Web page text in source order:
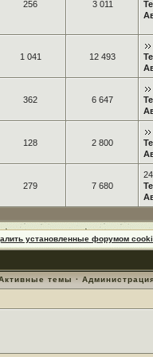
256 3 011
1 041 12 493
362 6 647
128 2 800
279 7 680
установленные форумом
темы ·Администрация